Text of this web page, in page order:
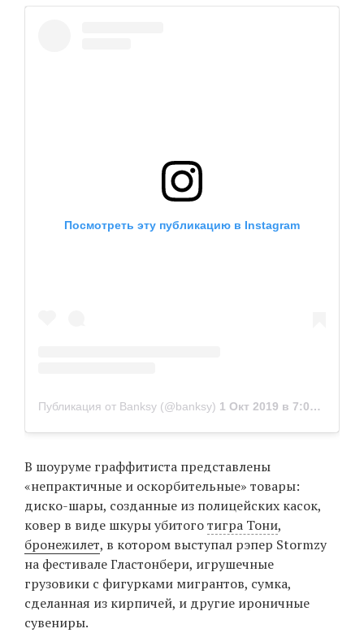
Посмотреть эту публикацию в Instagram
Публикация от Banksy (@banksy) 1 Окт 2019 в 7:00 PDT
В шоуруме граффитиста представлены
«непрактичные и оскорбительные» товары:
диско-шары, созданные из полицейских касок,
ковер в виде шкуры убитоготигра Тони,
бронежилет, в котором выступал рэпер Stormzy
на фестивале Гластонбери, игрушечные
грузовики с фигурками мигрантов, сумка,
сделанная из кирпичей, и другие ироничные
сувениры.